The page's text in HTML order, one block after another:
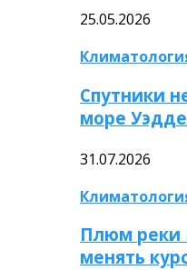
25.05.2026
Спутники
море
31.07.2026
Плюм реки
менять